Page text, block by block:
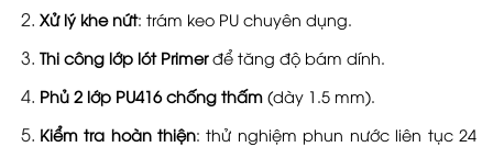
Xử lý khe nứt: trám keo PU chuyên dụng.
Thi công lớp lót Primerđể tăng độ bám dính.
Phủ 2 lớp PU416 chống thấm(dày 1.5 mm).
Kiểm tra hoàn thiện: thử nghiệm phun nước liên tục 24